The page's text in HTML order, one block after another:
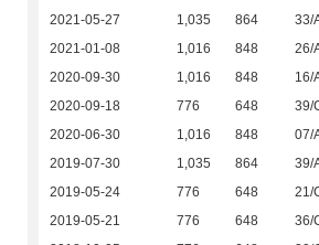
2021-05-27 1,035 864 33/
2021-01-08
1,016 848 26/
2020-09-30
1,016 848 16/
2020-09-18
776 648 39/
2020-06-30
1,016 848 07/
2019-07-30
1,035 864 39/
2019-05-24
776 648 21/
2019-05-21
776 648 36/